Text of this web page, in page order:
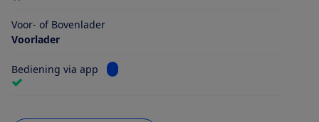
Voor- of Bovenlader
Voorlader
Bediening via app Bekijk informatie voor Bediening via app